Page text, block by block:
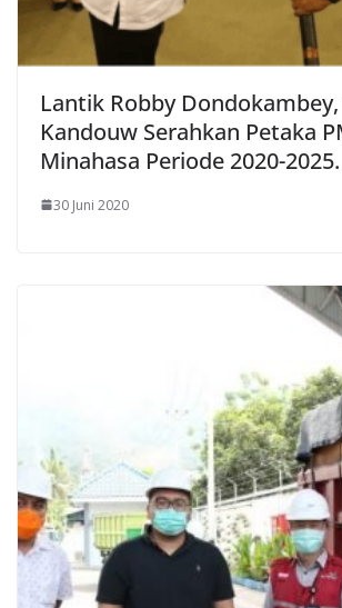
Lantik Robby
Kandouw Serahkan Petaka
Minahasa Periode 2020-2025.
30 Juni 2020